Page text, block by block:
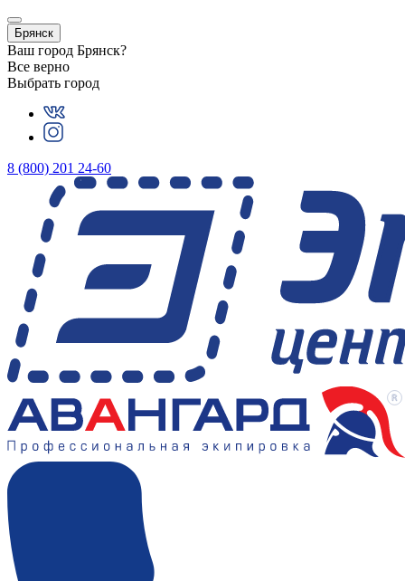
Брянск
Ваш город Брянск?
Все верно
Выбрать город
8 (800) 201 24-60